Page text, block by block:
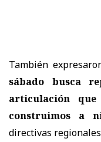
También
sábado busca
articulación
construimos a
directivas